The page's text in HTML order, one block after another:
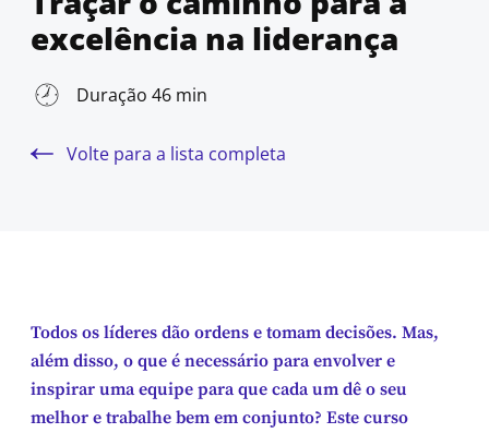
excelência na liderança
Duração 46 min
Volte para a lista completa
Todos os líderes dão ordens e tomam decisões. Mas,
além disso, o que é necessário para envolver e
inspirar uma equipe para que cada um dê o seu
melhor e trabalhe bem em conjunto? Este curso